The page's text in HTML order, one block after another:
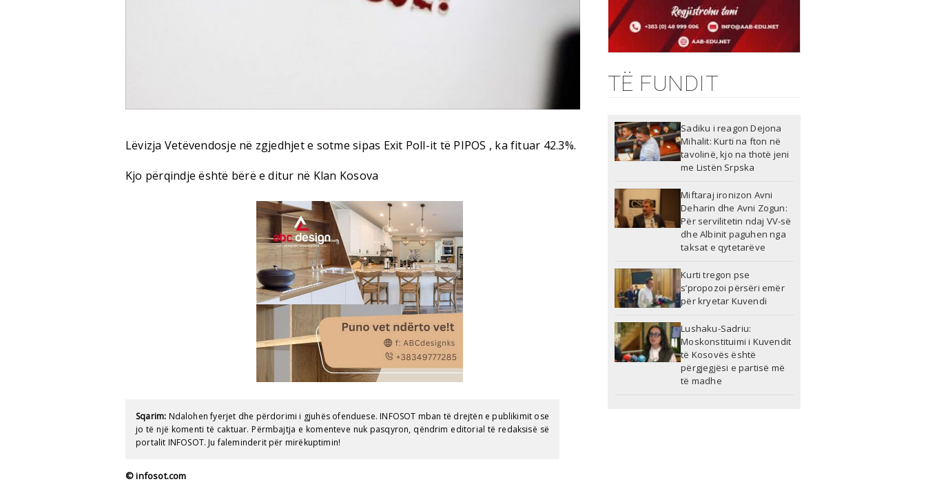
Lëvizja Vetëvendosje në zgjedhjet e sotme sipas Exit Poll-it të PIPOS , ka fituar 42.3%.
Kjo përqindje është bërë e ditur në Klan Kosova
Sqarim: Ndalohen fyerjet dhe përdorimi i gjuhës ofenduese. INFOSOT mban të drejtën e publikimit ose
jo të një komenti të caktuar. Përmbajtja e komenteve nuk pasqyron, qëndrim editorial të redaksisë së
portalit INFOSOT. Ju faleminderit për mirëkuptimin!
© infosot.com
TË FUNDIT
Sadiku i reagon Dejona
Mihalit: Kurti na fton në
tavolinë, kjo na thotë jeni
me Listën Srpska
Miftaraj ironizon Avni
Deharin dhe Avni Zogun:
Për servilitetin ndaj VV-së
dhe Albinit paguhen nga
taksat e qytetarëve
Kurti tregon pse
s’propozoi përsëri emër
për kryetar Kuvendi
Lushaku-Sadriu:
Moskonstituimi i Kuvendit
të Kosovës është
përgjegjësi e partisë më
të madhe